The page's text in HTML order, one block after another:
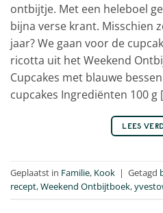
ontbijtje. Met een heleboel
bijna verse krant. Misschien
jaar? We gaan voor de
ricotta uit het Weekend
Cupcakes met blauwe
cupcakes Ingrediënten 100 g
LEES
Geplaatst in Familie, Kook | Getagd
recept,Weekend Ontbijtboek,